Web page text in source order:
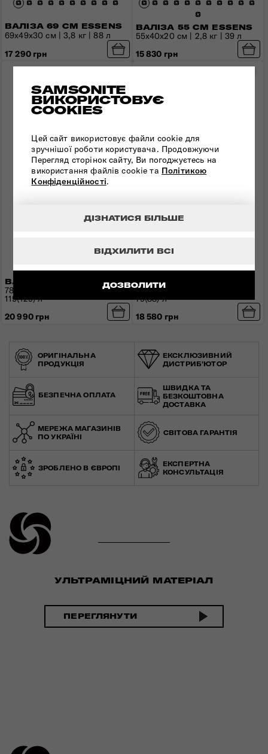
SAMSONITE
ВИКОРИСТОВУЄ
COOKIES
Цей сайт використовує файли cookie для
зручнішої роботи користувача. Продовжуючи
Перегляд сторінок сайту, Ви погоджуєтесь на
використання файлів cookie та Політикою
Конфіденційності.
ДОЗВОЛИТИ
ВІДХИЛИТИ ВСІ
ДІЗНАТИСЯ БІЛЬШЕ
ВАЛІЗА 69 СМ ESSENS
69x49x30 см | 3,8 кг | 88 л
17 290 грн
ВАЛІЗА 55 СМ ESSENS
55x40x20 см | 2,8 кг | 39 л
15 830 грн
ВАЛІЗА 78 СМ RE-LITE
78x48x33(36) см | 3,2 кг |
115(129) л
20 990 грн
ВАЛІЗА 67 СМ RE-LITE
67x44x30(33) см | 2,9 кг |
79(88) л
18 580 грн
ОРИГІНАЛЬНА
ПРОДУКЦІЯ
ЕКСКЛЮЗИВНИЙ
ДИСТРИБ'ЮТОР
БЕЗПЕЧНА ОПЛАТА
ШВИДКА ТА
БЕЗКОШТОВНА
ДОСТАВКА
МЕРЕЖА МАГАЗИНІВ
ПО УКРАЇНІ
СВІТОВА ГАРАНТІЯ
ЗРОБЛЕНО В ЄВРОПІ
ЕКСПЕРТНА
КОНСУЛЬТАЦІЯ
УЛЬТРАМІЦНИЙ МАТЕРІАЛ
ПЕРЕГЛЯНУТИ